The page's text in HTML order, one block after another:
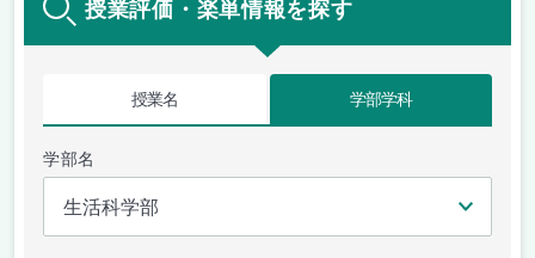
授業評価・楽単情報を探す
授業名 学部学科
学部名